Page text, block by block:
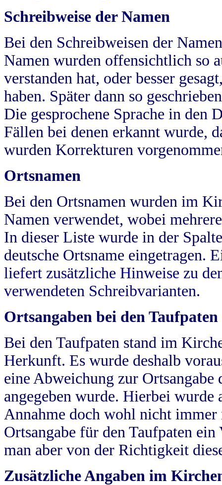
Schreibweise der Namen
Bei den Schreibweisen der
Namen wurden offensichtlich so
verstanden hat, oder besser
haben. Später dann so
Die gesprochene Sprache in
Fällen bei denen erkannt wurde,
wurden Korrekturen
Ortsnamen
Bei den Ortsnamen wurden im
Namen verwendet, wobei
In dieser Liste wurde in der
deutsche Ortsname eingetragen.
liefert zusätzliche Hinweise zu
verwendeten Schreibvarianten.
Ortsangaben bei den Taufpaten
Bei den Taufpaten stand im
Herkunft. Es wurde deshalb
eine Abweichung zur
angegeben wurde. Hierbei wurde
Annahme doch wohl nicht
Ortsangabe für den Taufpaten
man aber von der Richtigkeit
Zusätzliche Angaben im